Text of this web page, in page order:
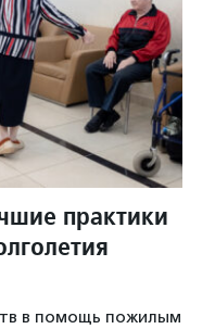
практики
в помощь пожилым